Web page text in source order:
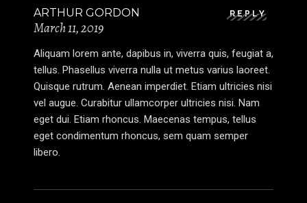
ARTHUR GORDON
March 11, 2019
REPLY
Aliquam lorem ante, dapibus in, viverra quis, feugiat a,
tellus. Phasellus viverra nulla ut metus varius laoreet.
Quisque rutrum. Aenean imperdiet. Etiam ultricies nisi
vel augue. Curabitur ullamcorper ultricies nisi. Nam
eget dui. Etiam rhoncus. Maecenas tempus, tellus
eget condimentum rhoncus, sem quam semper
libero.